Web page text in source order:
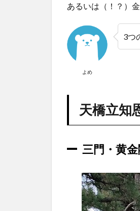
智恵
燈籠
知恩
寺で
た御
朱印
を紹
4
ク
セ
ス
あるいは（！？）
よめ
3つ
天橋立知
三門・黄